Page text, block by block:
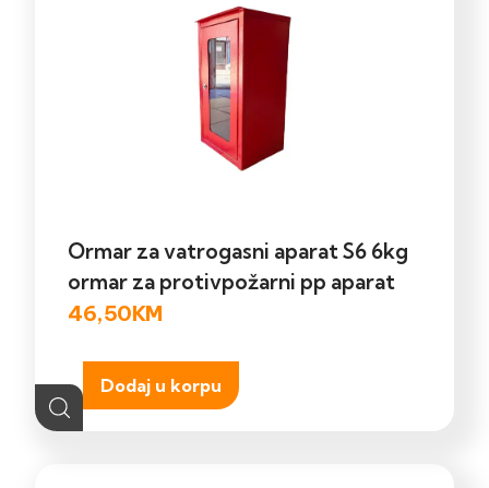
Ormar za vatrogasni aparat S6 6kg
ormar za protivpožarni pp aparat
46,50KM
Dodaj u korpu